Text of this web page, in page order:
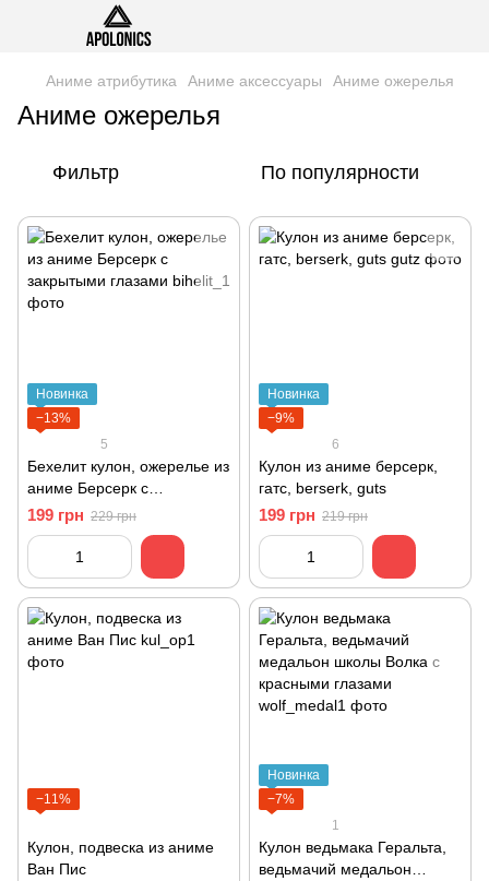
Аниме атрибутика Аниме аксессуары Аниме ожерелья
Аниме ожерелья
Фильтр По популярности
Новинка
−13%
5
Бехелит кулон, ожерелье из
аниме Берсерк с
закрытыми глазами
199 грн 229 грн
Новинка
−9%
6
Кулон из аниме берсерк,
гатс, berserk, guts
199 грн 219 грн
−11%
Кулон, подвеска из аниме
Ван Пис
Новинка
−7%
1
Кулон ведьмака Геральта,
ведьмачий медальон